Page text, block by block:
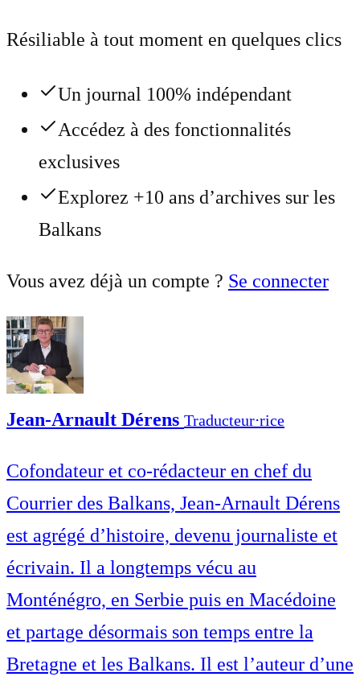
Résiliable à tout moment en quelques clics
Un journal 100% indépendant
Accédez à des fonctionnalités
exclusives
Explorez +10 ans d’archives sur les
Balkans
Vous avez déjà un compte ? Se connecter
Jean-Arnault Dérens Traducteur⋅rice
Cofondateur et co-rédacteur en chef du
Courrier des Balkans, Jean-Arnault Dérens
est agrégé d’histoire, devenu journaliste et
écrivain. Il a longtemps vécu au
Monténégro, en Serbie puis en Macédoine
et partage désormais son temps entre la
Bretagne et les Balkans. Il est l’auteur d’une